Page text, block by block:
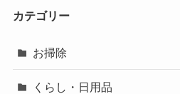
カテゴリー
お掃除
くらし・日用品